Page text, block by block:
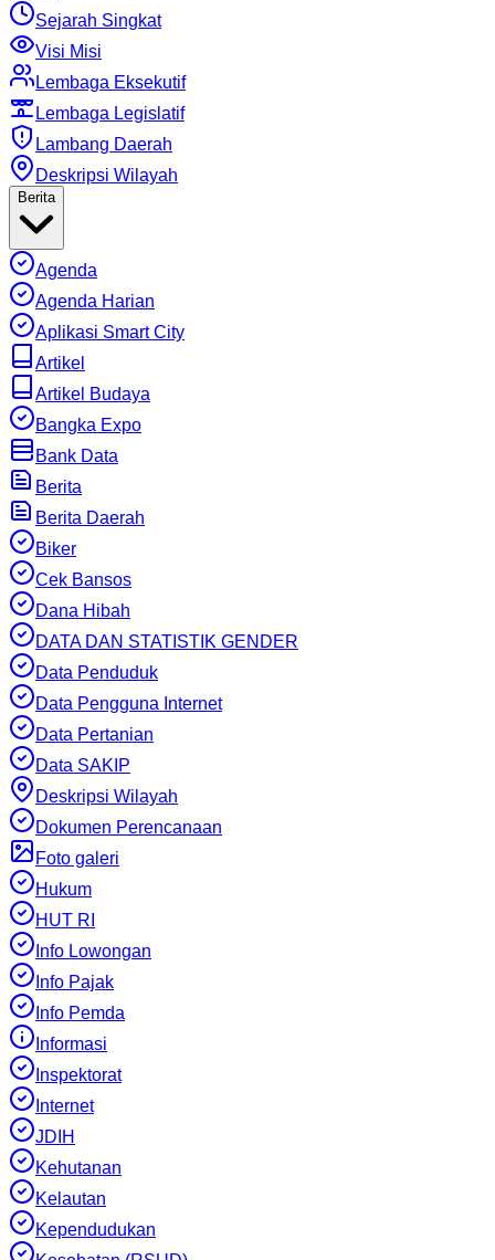
Sejarah Singkat
Visi Misi
Lembaga Eksekutif
Lembaga Legislatif
Lambang Daerah
Deskripsi Wilayah
Berita
Agenda
Agenda Harian
Aplikasi Smart City
Artikel
Artikel Budaya
Bangka Expo
Bank Data
Berita
Berita Daerah
Biker
Cek Bansos
Dana Hibah
DATA DAN STATISTIK GENDER
Data Penduduk
Data Pengguna Internet
Data Pertanian
Data SAKIP
Deskripsi Wilayah
Dokumen Perencanaan
Foto galeri
Hukum
HUT RI
Info Lowongan
Info Pajak
Info Pemda
Informasi
Inspektorat
Internet
JDIH
Kehutanan
Kelautan
Kependudukan